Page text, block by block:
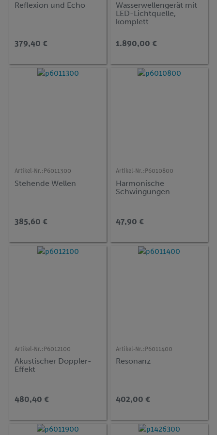
Reflexion und Echo
379,40 €
Wasserwellengerät mit
LED-Lichtquelle,
komplett
1.890,00 €
Artikel-Nr.: P6011300
Stehende Wellen
385,60 €
Artikel-Nr.: P6010800
Harmonische
Schwingungen
47,90 €
Artikel-Nr.: P6012100
Akustischer Doppler-
Effekt
480,40 €
Artikel-Nr.: P6011400
Resonanz
402,00 €